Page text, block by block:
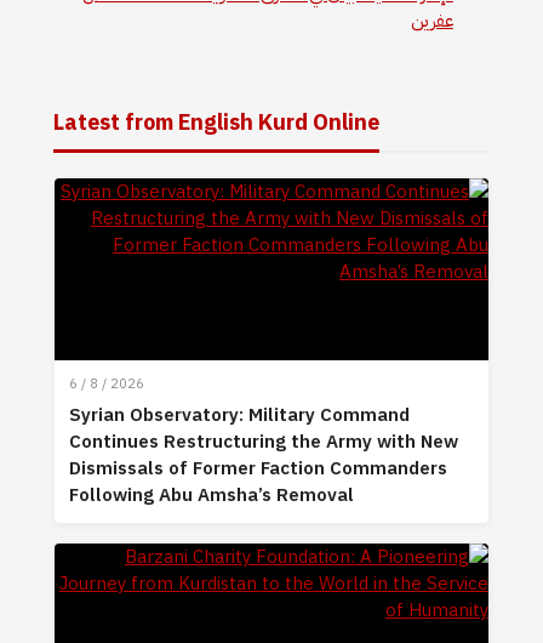
عفرين
Latest from English Kurd Online
6 / 8 / 2026
Syrian Observatory: Military Command
Continues Restructuring the Army with New
Dismissals of Former Faction Commanders
Following Abu Amsha’s Removal